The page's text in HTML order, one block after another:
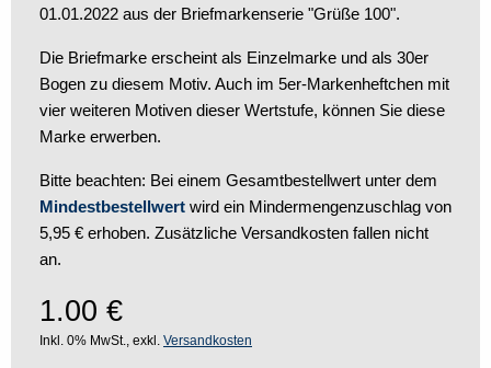
01.01.2022 aus der Briefmarkenserie "Grüße 100".
Die Briefmarke erscheint als Einzelmarke und als 30er
Bogen zu diesem Motiv. Auch im 5er-Markenheftchen mit
vier weiteren Motiven dieser Wertstufe, können Sie diese
Marke erwerben.
Bitte beachten: Bei einem Gesamtbestellwert unter dem
Mindestbestellwert wird ein Mindermengenzuschlag von
5,95 € erhoben. Zusätzliche Versandkosten fallen nicht
an.
1.00 €
Inkl. 0% MwSt., exkl. Versandkosten